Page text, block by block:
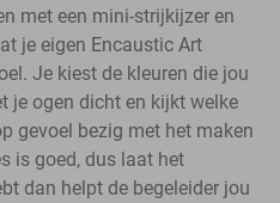
met een mini-strijkijzer en
je eigen Encaustic Art
Je kiest de kleuren die jou
je ogen dicht en kijkt welke
gevoel bezig met het maken
is goed, dus laat het
dan helpt de begeleider jou